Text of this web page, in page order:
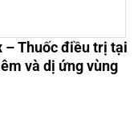
– Thuốc điều trị tại
và dị ứng vùng